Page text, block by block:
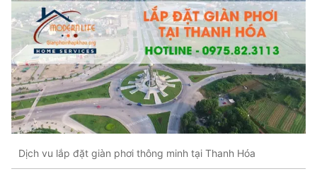
Dịch vu lắp đặt giàn phơi thông minh tại Thanh Hóa